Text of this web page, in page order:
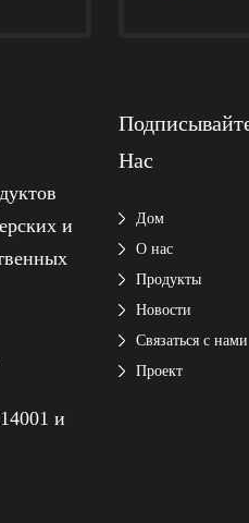
и
и
Нас
Дом
О нас
Продукты
Новости
Связаться с нами
Проект